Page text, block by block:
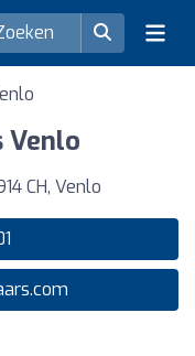
Venlo
CH, Venlo